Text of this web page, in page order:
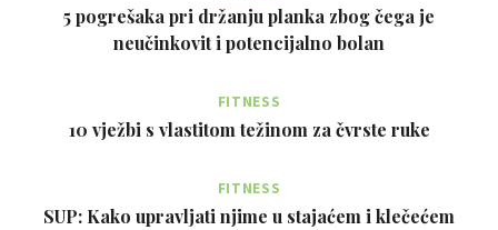
5 pogrešaka pri držanju planka zbog čega je
neučinkovit i potencijalno bolan
FITNESS
10 vježbi s vlastitom težinom za čvrste ruke
FITNESS
SUP: Kako upravljati njime u stajaćem i klečećem